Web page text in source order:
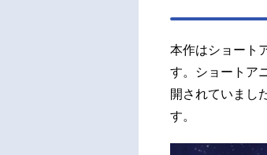
本作はショート
す。ショートア
開されていまし
す。